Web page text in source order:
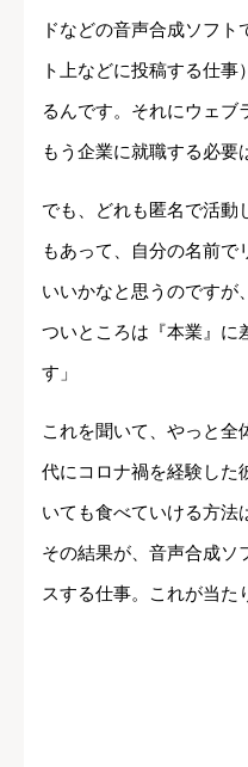
ドなどの音声合成ソフ
ト上などに投稿する仕
るんです。それにウェブ
もう企業に就職する必要
でも、どれも匿名で活動
もあって、自分の名前で
いいかなと思うのですが
ついところは『本業』に
す」
これを聞いて、やっと全
代にコロナ禍を経験した
いても食べていける方法
その結果が、音声合成ソ
スする仕事。これが当た